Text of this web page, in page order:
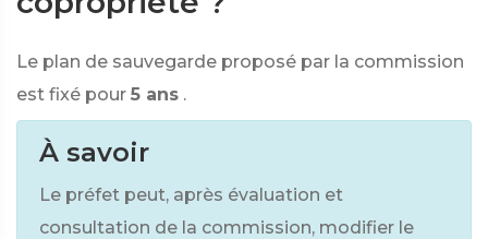
Le plan de sauvegarde proposé par la commission
est fixé pour 5 ans .
À savoir
Le préfet peut, après évaluation et
consultation de la commission, modifier le